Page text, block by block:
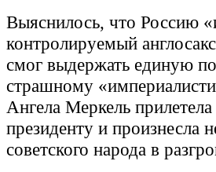
Выяснилось, что Россию
контролируемый
смог выдержать единую
страшному
Ангела Меркель
президенту и произнесла
советского народа в